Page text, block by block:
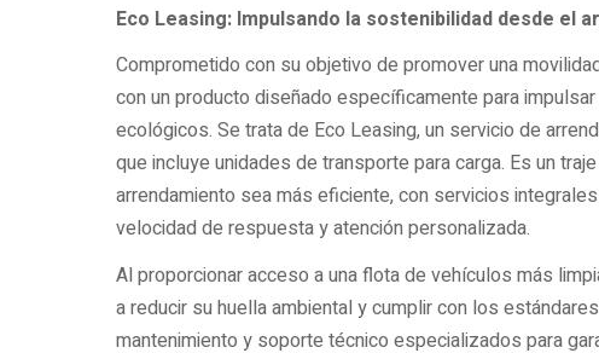
Eco Leasing: Impulsando la sostenibilidad desde el
Comprometido con su objetivo de promover una
con un producto diseñado específicamente para
ecológicos. Se trata de Eco Leasing, un servicio de
que incluye unidades de transporte para carga. Es un
arrendamiento sea más eficiente, con servicios
velocidad de respuesta y atención personalizada.
Al proporcionar acceso a una flota de vehículos más
a reducir su huella ambiental y cumplir con los
mantenimiento y soporte técnico especializados para